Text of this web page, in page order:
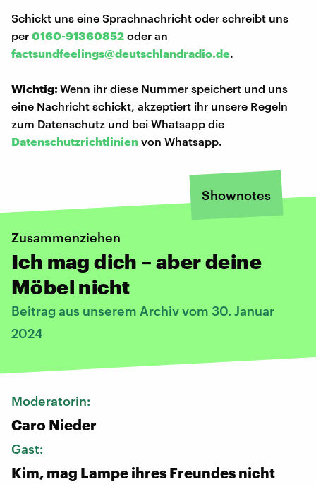
Schickt uns eine Sprachnachricht oder schreibt uns
per 0160-91360852 oder an
factsundfeelings@deutschlandradio.de.
Wichtig:Wenn ihr diese Nummer speichert und uns
eine Nachricht schickt, akzeptiert ihr unsere Regeln
zum Datenschutz und bei Whatsapp die
Datenschutzrichtlinien von Whatsapp.
Shownotes
Zusammenziehen
Ich mag dich – aber deine
Möbel nicht
Beitrag aus unserem Archiv vom 30. Januar
2024
Moderatorin:
Caro Nieder
Gast:
Kim, mag Lampe ihres Freundes nicht